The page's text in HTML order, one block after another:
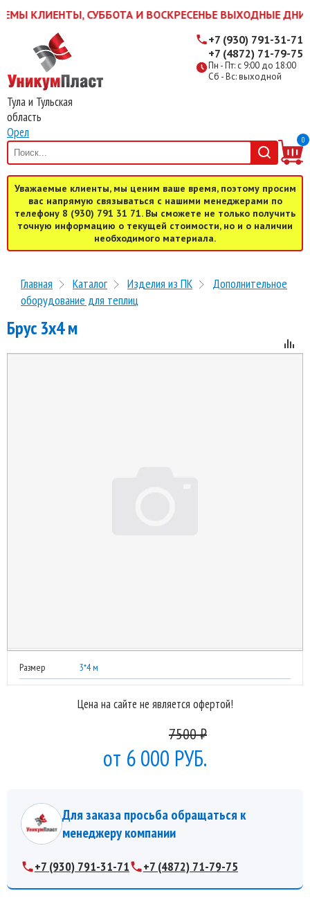
КЛИЕНТЫ, СУББОТА И ВОСКРЕСЕНЬЕ ВЫХОДНЫЕ ДНИ!
Тула и Тульская
область
Орел
Пн - Пт: с 9:00 до 18:00
Сб - Вс: выходной
+7 (930) 791-31-71
+7 (4872) 71-79-75
0
Уважаемые клиенты, мы ценим ваше время, поэтому просим
вас напрямую связываться с нашими менеджерами по
телефону 8 (930) 791 31 71. Вы сможете не только получить
точную информацию о текущей стоимости, но и о наличии
необходимого материала.
Главная Каталог Изделия из ПК
Дополнительное
оборудование для теплиц
Брус 3x4 м
Размер 3*4 м
Цена на сайте не является офертой!
7500 ₽
6 000 РУБ.
Для заказа просьба обращаться к
менеджеру компании
+7 (930) 791-31-71 +7 (4872) 71-79-75